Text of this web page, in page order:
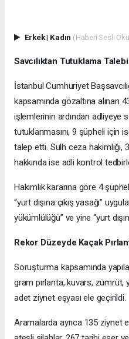
Erkek| Kadın (Haberi Sesli
Savcılıktan Tutuklama Talebi
İstanbul Cumhuriyet
kapsamında gözaltına alınan
işlemlerinin ardından adliyeye
tutuklanmasını, 9 şüpheli için
talep etti. Sulh ceza hakimliği,
hakkında ise adli kontrol
Hakimlik kararına göre 4
“yurt dışına çıkış yasağı”
yükümlülüğü” ve yine “yurt
Rekor Düzeyde Kaçak
Soruşturma kapsamında
gram pırlanta, kuvars,
adet ziynet eşyası ele geçirildi.
Aramalarda ayrıca 135 ziynet